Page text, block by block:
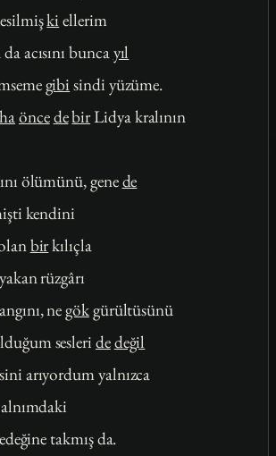
ki ellerim
acısını buncayıl
gibi sindi yüzüme.
öncedebirLidya kralının
ölümünü, genede
kendini
birkılıçla
rüzgârı
negökgürültüsünü
sesleridedeğil
arıyordum yalnızca
takmış da.